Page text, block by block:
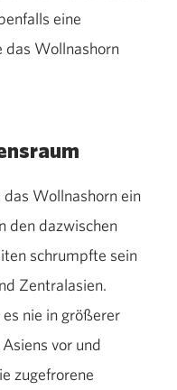
eine
das Wollnashorn
Wollnashorn ein
den dazwischen
schrumpfte sein
Zentralasien.
nie in größerer
vor und
zugefrorene